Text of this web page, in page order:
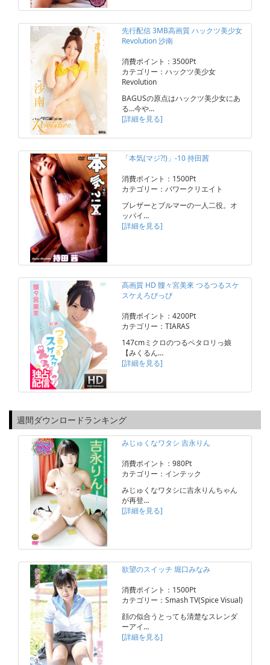
先行配信 3MB高画質 ハックツ美少女
Revolution 沙南
消費ポイント：3500Pt
カテゴリー：ハックツ美少女
Revolution
BAGUSの原点はハックツ美少女にあ
る…今や…
[詳細を見る]
「本気(マジ?!)」-10 持田茜
消費ポイント：1500Pt
カテゴリー：パワークリエイト
ブレザーとブルマーの一人二役。オ
ッパイ…
[詳細を見る]
高画質 HD 髏々宮美來 つるつるスケ
スケえろぴっぴ
消費ポイント：4200Pt
カテゴリー：TIARAS
147cmミクロのつるペタロリっ娘
【みくるん…
[詳細を見る]
週間ダウンロードランキング
みじゅくなワタシ 吉永りん
消費ポイント：980Pt
カテゴリー：インテック
みじゅくなワタシに吉永りんちゃん
が再登…
[詳細を見る]
欲望のスイッチ 堀口みなみ
消費ポイント：1500Pt
カテゴリー：Smash TV(Spice Visual)
顔の似合うとっても清楚なスレンダ
ーアイ…
[詳細を見る]